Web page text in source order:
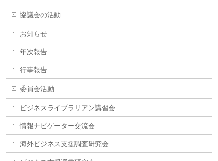
協議会の活動
お知らせ
年次報告
行事報告
委員会活動
ビジネスライブラリアン講習会
情報ナビゲーター交流会
海外ビジネス支援調査研究会